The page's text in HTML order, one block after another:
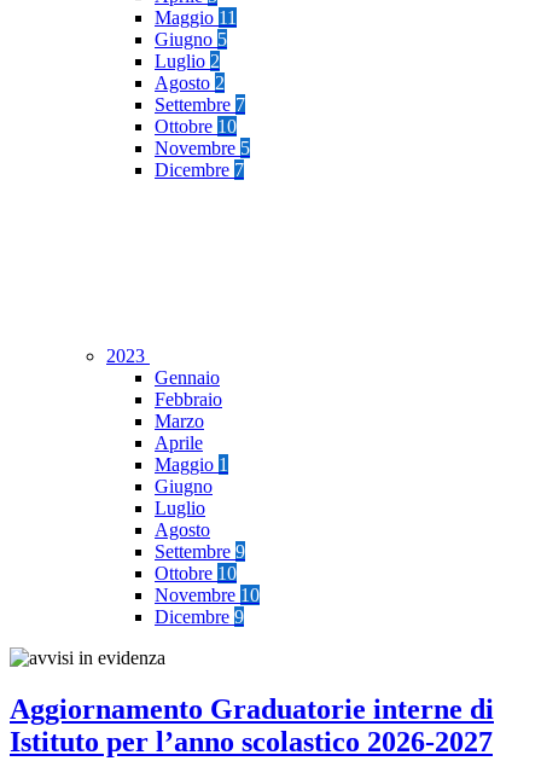
Maggio 11
Giugno 5
Luglio 2
Agosto 2
Settembre 7
Ottobre 10
Novembre 5
Dicembre 7
2023
Gennaio
Febbraio
Marzo
Aprile
Maggio 1
Giugno
Luglio
Agosto
Settembre 9
Ottobre 10
Novembre 10
Dicembre 9
Aggiornamento Graduatorie interne di
Istituto per l’anno scolastico 2026-2027